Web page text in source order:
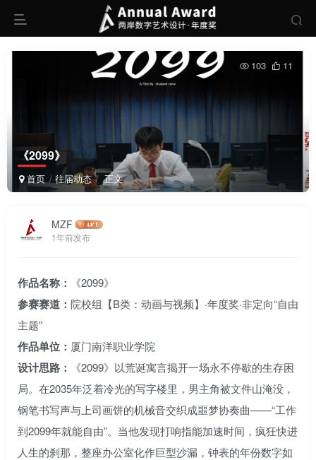
《2099》
首页 往届动态 正文
103 11
MZF
1年前发布
作品名称： 《2099》
参赛赛道： 院校组【B类：动画与视频】·年度奖·非定向“自由
主题”
作品单位： 厦门南洋职业学院
设计思路：
《2099》以荒诞寓言揭开一场永不停歇的生存困
局。在2035年泛着冷光的写字楼里，男主角被文件山淹没，
钢笔书写声与上司画饼的机械音交织成噩梦协奏曲——“工作
到2099年就能自由”。当他发现打响指能加速时间，疯狂快进
人生的刹那，整座办公室化作巨型沙漏，钟表的年份数字如